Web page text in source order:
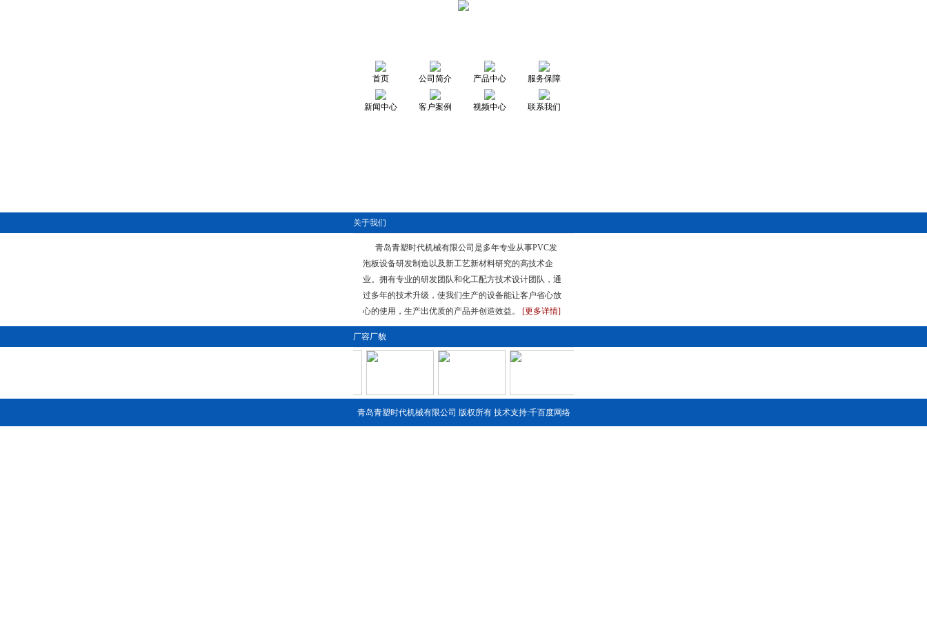
首页 公司简介 产品中心 服务保障
新闻中心 客户案例 视频中心 联系我们
关于我们
青岛青塑时代机械有限公司是多年专业从事PVC发
泡板设备研发制造以及新工艺新材料研究的高技术企
业。拥有专业的研发团队和化工配方技术设计团队，通
过多年的技术升级，使我们生产的设备能让客户省心放
心的使用，生产出优质的产品并创造效益。
[更多详情]
厂容厂貌
青岛青塑时代机械有限公司 版权所有 技术支持:千百度网络